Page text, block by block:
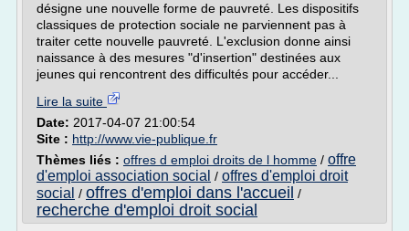
désigne une nouvelle forme de pauvreté. Les dispositifs
classiques de protection sociale ne parviennent pas à
traiter cette nouvelle pauvreté. L'exclusion donne ainsi
naissance à des mesures "d'insertion" destinées aux
jeunes qui rencontrent des difficultés pour accéder...
Lire la suite
Date: 2017-04-07 21:00:54
Site : http://www.vie-publique.fr
Thèmes liés : offres d emploi droits de l homme / offre
d'emploi association social / offres d'emploi droit
social / offres d'emploi dans l'accueil /
recherche d'emploi droit social